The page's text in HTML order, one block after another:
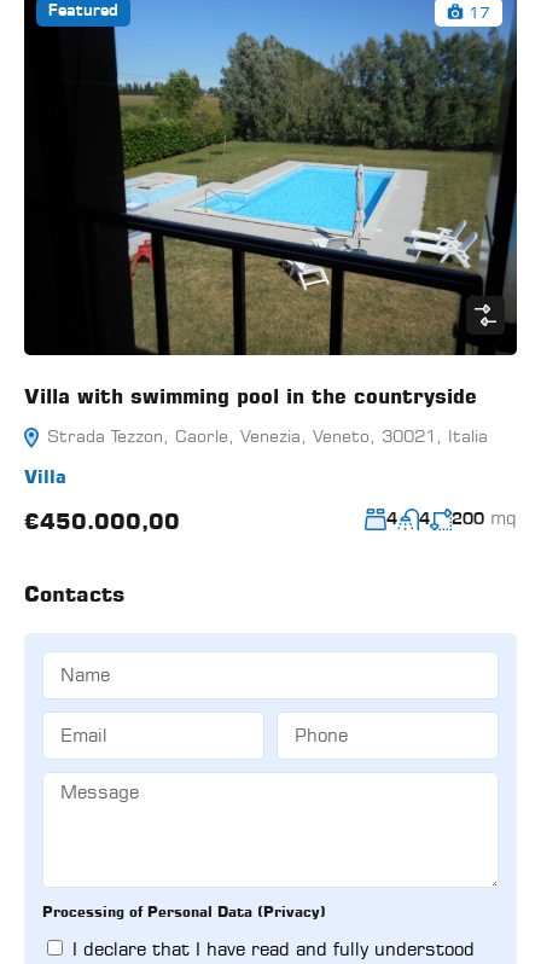
Featured 17
Villa with swimming pool in the countryside
Strada Tezzon, Caorle, Venezia, Veneto, 30021, Italia
Villa
€450.000,00 4 4 200 mq
Contacts
Processing of Personal Data (Privacy)
I declare that I have read and fully understood